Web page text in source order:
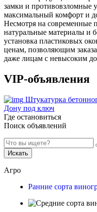
замки и противовзломные
максимальный комфорт и
Несмотря на современные
натуральные материалы и
установка пластиковых
ценам, позволяющим
даже лицам с невысоким
VIP-объявления
Штукатурка
Дону под ключ
Где остановиться
Поиск объявлений
Искать
Агро
Ранние сорта